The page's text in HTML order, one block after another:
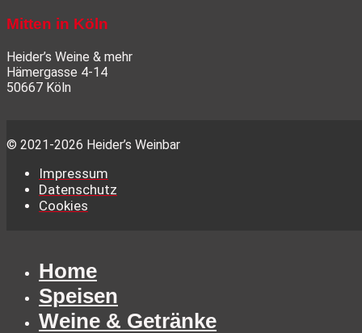
Mitten in Köln
Heider’s Weine & mehr
Hämergasse 4-14
50667 Köln
© 2021-2026 Heider’s Weinbar
Impressum
Datenschutz
Cookies
Home
Speisen
Weine & Getränke